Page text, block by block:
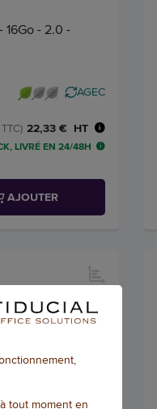
16Go - 2.0 -
AGEC
22,33 € HT
LIVRÉ EN 24/48H
AJOUTER
tout moment en